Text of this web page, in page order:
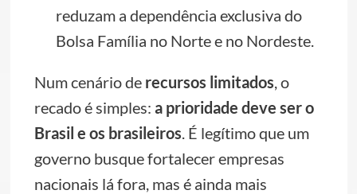
reduzam a dependência exclusiva do
Bolsa Família no Norte e no Nordeste.
Num cenário de recursos limitados, o
recado é simples: a prioridade deve ser o
Brasil e os brasileiros. É legítimo que um
governo busque fortalecer empresas
nacionais lá fora, mas é ainda mais